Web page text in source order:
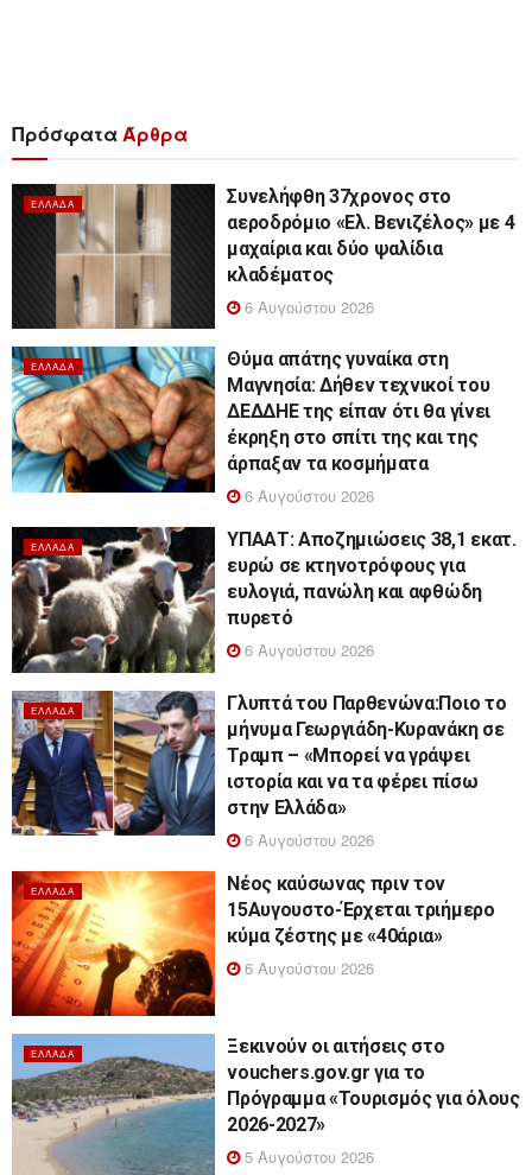
ΠρόσφαταΆρθρα
ΕΛΛΆΔΑ
Συνελήφθη 37χρονος στο
αεροδρόμιο «Ελ. Βενιζέλος» με 4
μαχαίρια και δύο ψαλίδια
κλαδέματος
6 Αυγούστου 2026
ΕΛΛΆΔΑ
Θύμα απάτης γυναίκα στη
Μαγνησία: Δήθεν τεχνικοί του
ΔΕΔΔΗΕ της είπαν ότι θα γίνει
έκρηξη στο σπίτι της και της
άρπαξαν τα κοσμήματα
6 Αυγούστου 2026
ΕΛΛΆΔΑ
ΥΠΑΑΤ: Αποζημιώσεις 38,1 εκατ.
ευρώ σε κτηνοτρόφους για
ευλογιά, πανώλη και αφθώδη
πυρετό
6 Αυγούστου 2026
ΕΛΛΆΔΑ
Γλυπτά του Παρθενώνα:Ποιο το
μήνυμα Γεωργιάδη-Κυρανάκη σε
Τραμπ – «Μπορεί να γράψει
ιστορία και να τα φέρει πίσω
στην Ελλάδα»
6 Αυγούστου 2026
ΕΛΛΆΔΑ
Νέος καύσωνας πριν τον
15Αυγουστο-Έρχεται τριήμερο
κύμα ζέστης με «40άρια»
6 Αυγούστου 2026
ΕΛΛΆΔΑ
Ξεκινούν οι αιτήσεις στο
vouchers.gov.gr για το
Πρόγραμμα «Τουρισμός για όλους
2026-2027»
5 Αυγούστου 2026